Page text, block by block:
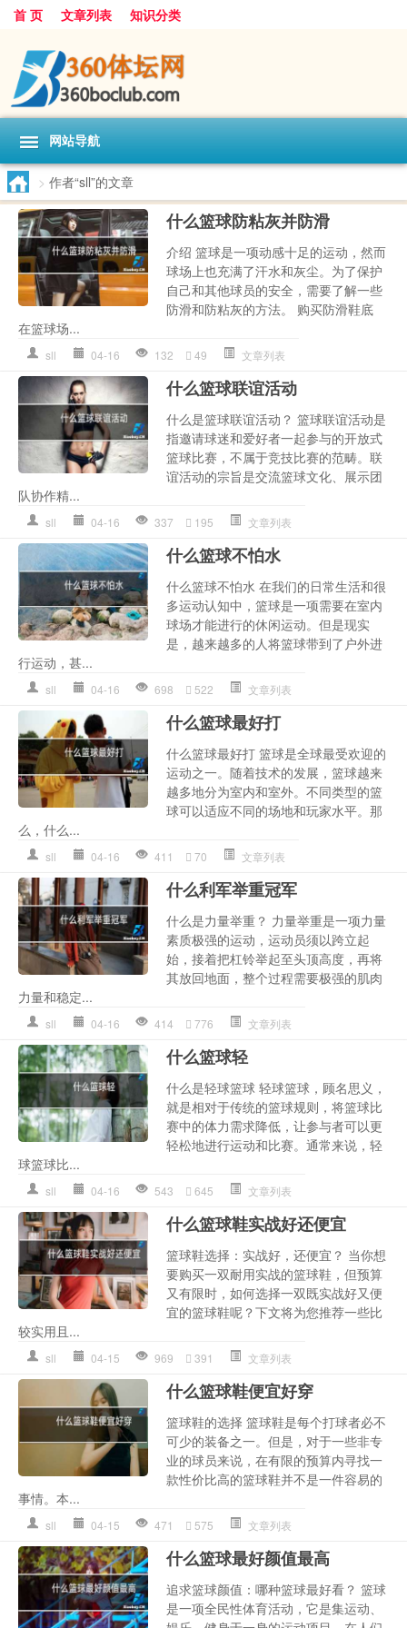
首 页 文章列表 知识分类
网站导航
> 作者“sll”的文章
什么篮球防粘灰并防滑
介绍 篮球是一项动感十足的运动，然而
球场上也充满了汗水和灰尘。为了保护
自己和其他球员的安全，需要了解一些
防滑和防粘灰的方法。 购买防滑鞋底
在篮球场...
sll 04-16 132 49 文章列表
什么篮球联谊活动
什么是篮球联谊活动？ 篮球联谊活动是
指邀请球迷和爱好者一起参与的开放式
篮球比赛，不属于竞技比赛的范畴。联
谊活动的宗旨是交流篮球文化、展示团
队协作精...
sll 04-16 337 195 文章列表
什么篮球不怕水
什么篮球不怕水 在我们的日常生活和很
多运动认知中，篮球是一项需要在室内
球场才能进行的休闲运动。但是现实
是，越来越多的人将篮球带到了户外进
行运动，甚...
sll 04-16 698 522 文章列表
什么篮球最好打
什么篮球最好打 篮球是全球最受欢迎的
运动之一。随着技术的发展，篮球越来
越多地分为室内和室外。不同类型的篮
球可以适应不同的场地和玩家水平。那
么，什么...
sll 04-16 411 70 文章列表
什么利军举重冠军
什么是力量举重？ 力量举重是一项力量
素质极强的运动，运动员须以跨立起
始，接着把杠铃举起至头顶高度，再将
其放回地面，整个过程需要极强的肌肉
力量和稳定...
sll 04-16 414 776 文章列表
什么篮球轻
什么是轻球篮球 轻球篮球，顾名思义，
就是相对于传统的篮球规则，将篮球比
赛中的体力需求降低，让参与者可以更
轻松地进行运动和比赛。通常来说，轻
球篮球比...
sll 04-16 543 645 文章列表
什么篮球鞋实战好还便宜
篮球鞋选择：实战好，还便宜？ 当你想
要购买一双耐用实战的篮球鞋，但预算
又有限时，如何选择一双既实战好又便
宜的篮球鞋呢？下文将为您推荐一些比
较实用且...
sll 04-15 969 391 文章列表
什么篮球鞋便宜好穿
篮球鞋的选择 篮球鞋是每个打球者必不
可少的装备之一。但是，对于一些非专
业的球员来说，在有限的预算内寻找一
款性价比高的篮球鞋并不是一件容易的
事情。本...
sll 04-15 471 575 文章列表
什么篮球最好颜值最高
追求篮球颜值：哪种篮球最好看？ 篮球
是一项全民性体育活动，它是集运动、